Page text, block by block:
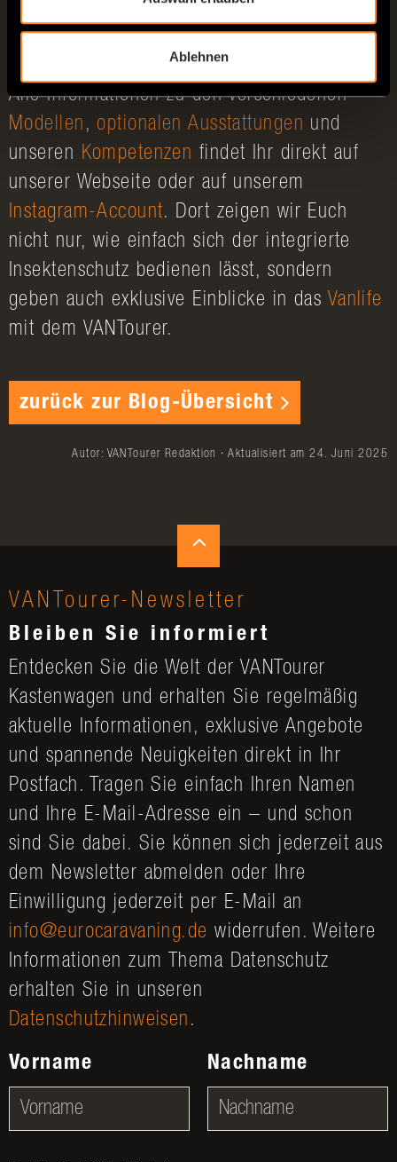
Ablehnen
Ihr habt genug von lästigen Störenfrieden?
Dann wird es Zeit für Euer entspanntes
Sommerabenteuer im eigenen VANTourer!
Alle Informationen zu den verschiedenen
Modellen , optionalen Ausstattungen und
unseren Kompetenzen findet Ihr direkt auf
unserer Webseite oder auf unserem
Instagram-Account. Dort zeigen wir Euch
nicht nur, wie einfach sich der integrierte
Insektenschutz bedienen lässt, sondern
geben auch exklusive Einblicke in das Vanlife
mit dem VANTourer.
zurück zur Blog-Übersicht
Autor: VANTourer Redaktion · Aktualisiert am 24. Juni 2025
VANTourer-Newsletter
Bleiben Sie informiert
Entdecken Sie die Welt der VANTourer
Kastenwagen und erhalten Sie regelmäßig
aktuelle Informationen, exklusive Angebote
und spannende Neuigkeiten direkt in Ihr
Postfach. Tragen Sie einfach Ihren Namen
und Ihre E-Mail-Adresse ein – und schon
sind Sie dabei. Sie können sich jederzeit aus
dem Newsletter abmelden oder Ihre
Einwilligung jederzeit per E-Mail an
info@eurocaravaning.de widerrufen. Weitere
Informationen zum Thema Datenschutz
erhalten Sie in unseren
Datenschutzhinweisen .
Vorname Nachname